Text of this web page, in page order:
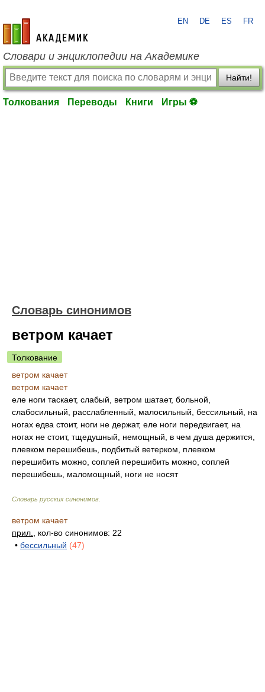
academic.ru
EN DE ES FR
Словари и энциклопедии на Академике
Найти!
Толкования Переводы Книги Игры ⚽
Словарь синонимов
ветром качает
Толкование
ветром качает
ветром качает
еле ноги таскает, слабый, ветром шатает, больной,
слабосильный, расслабленный, малосильный, бессильный, на
ногах едва стоит, ноги не держат, еле ноги передвигает, на
ногах не стоит, тщедушный, немощный, в чем душа держится,
плевком перешибешь, подбитый ветерком, плевком
перешибить можно, соплей перешибить можно, соплей
перешибешь, маломощный, ноги не носят
Словарь русских синонимов
ветром качает
прил.
, кол-во синонимов: 22
• бессильный (47)